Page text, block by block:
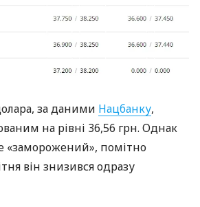
за даними Нацбанку,
на рівні 36,56 грн. Однак
«заморожений», помітно
він знизився одразу